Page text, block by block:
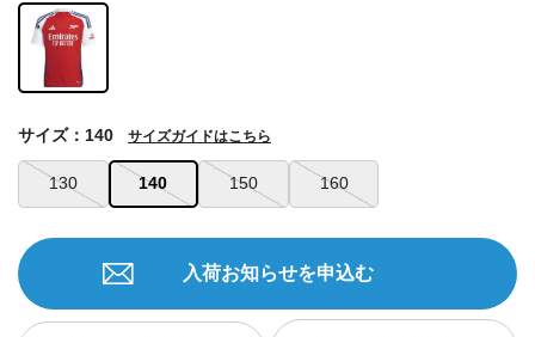
130 140 150 160
サイズ：140 サイズガイドはこちら
入荷お知らせを申込む